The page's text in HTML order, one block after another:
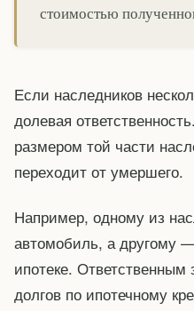
стоимостью
Если наследников
долевая
размером той части
переходит от умершего.
Например, одному из
автомобиль, а другому
ипотеке. Ответственным
долгов по ипотечному